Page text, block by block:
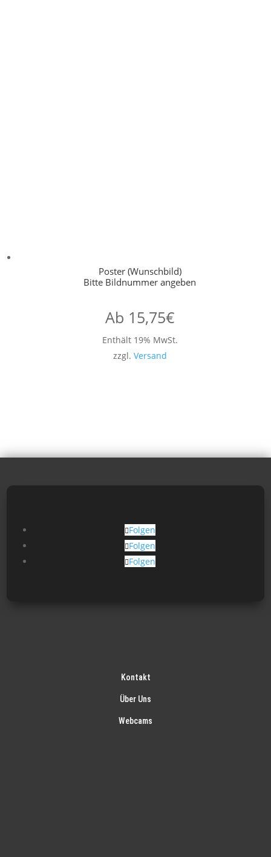
Poster (Wunschbild)
Bitte Bildnummer angeben
Ab 15,75€
Enthält 19% MwSt.
zzgl. Versand
Folgen
Folgen
Folgen
Kontakt
Über Uns
Webcams